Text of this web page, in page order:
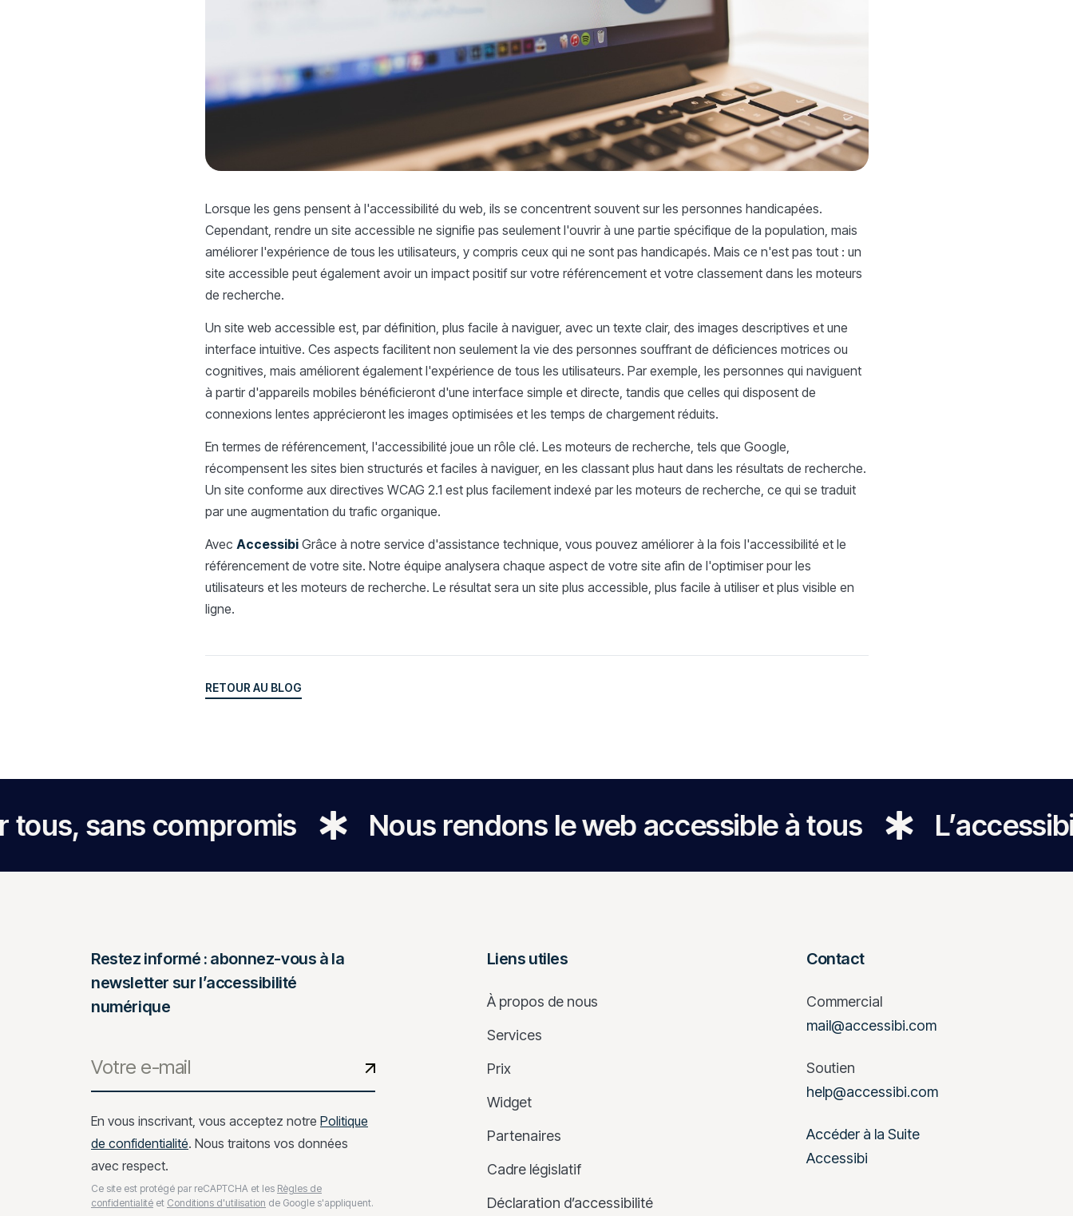
Lorsque les gens pensent à l'accessibilité du web, ils se concentrent souvent sur les personnes handicapées.
Cependant, rendre un site accessible ne signifie pas seulement l'ouvrir à une partie spécifique de la population, mais
améliorer l'expérience de tous les utilisateurs, y compris ceux qui ne sont pas handicapés. Mais ce n'est pas tout : un
site accessible peut également avoir un impact positif sur votre référencement et votre classement dans les moteurs
de recherche.
Un site web accessible est, par définition, plus facile à naviguer, avec un texte clair, des images descriptives et une
interface intuitive. Ces aspects facilitent non seulement la vie des personnes souffrant de déficiences motrices ou
cognitives, mais améliorent également l'expérience de tous les utilisateurs. Par exemple, les personnes qui naviguent
à partir d'appareils mobiles bénéficieront d'une interface simple et directe, tandis que celles qui disposent de
connexions lentes apprécieront les images optimisées et les temps de chargement réduits.
En termes de référencement, l'accessibilité joue un rôle clé. Les moteurs de recherche, tels que Google,
récompensent les sites bien structurés et faciles à naviguer, en les classant plus haut dans les résultats de recherche.
Un site conforme aux directives WCAG 2.1 est plus facilement indexé par les moteurs de recherche, ce qui se traduit
par une augmentation du trafic organique.
Avec AccessibiGrâce à notre service d'assistance technique, vous pouvez améliorer à la fois l'accessibilité et le
référencement de votre site. Notre équipe analysera chaque aspect de votre site afin de l'optimiser pour les
utilisateurs et les moteurs de recherche. Le résultat sera un site plus accessible, plus facile à utiliser et plus visible en
ligne.
RETOUR AU BLOG
RETOUR AU BLOG
compromis Nous rendons le web accessible à tous L’accessibilité
Restez informé : abonnez-vous à la
newsletter sur l’accessibilité
numérique
En vous inscrivant, vous acceptez notre Politique
de confidentialité. Nous traitons vos données
avec respect.
Ce site est protégé par reCAPTCHA et les Règles de
confidentialité et Conditions d'utilisation de Google s'appliquent.
Liens utiles
À propos de nous
Services
Prix
Widget
Partenaires
Cadre législatif
Déclaration d’accessibilité
Contact
Commercial
mail@accessibi.com
Soutien
help@accessibi.com
Accéder à la Suite
Accessibi